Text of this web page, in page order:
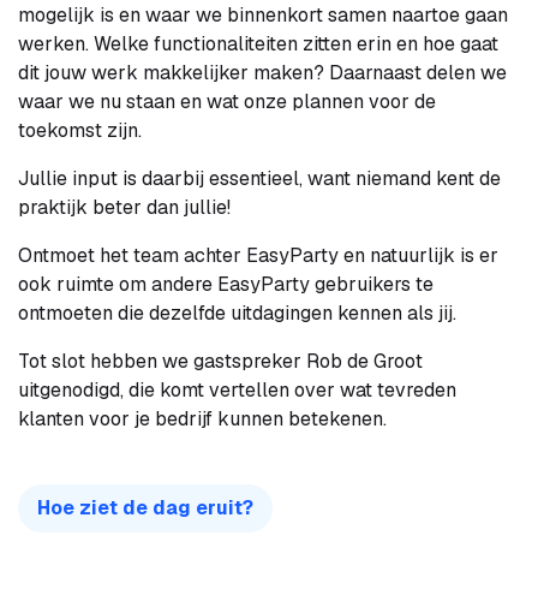
mogelijk is en waar we binnenkort samen naartoe gaan
werken. Welke functionaliteiten zitten erin en hoe gaat
dit jouw werk makkelijker maken? Daarnaast delen we
waar we nu staan en wat onze plannen voor de
toekomst zijn.
Jullie input is daarbij essentieel, want niemand kent de
praktijk beter dan jullie!
Ontmoet het team achter EasyParty en natuurlijk is er
ook ruimte om andere EasyParty gebruikers te
ontmoeten die dezelfde uitdagingen kennen als jij.
Tot slot hebben we gastspreker Rob de Groot
uitgenodigd, die komt vertellen over wat tevreden
klanten voor je bedrijf kunnen betekenen.
Hoe ziet de dag eruit?